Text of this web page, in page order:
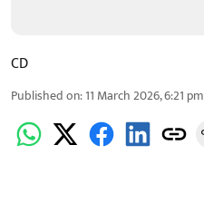
CD
Published on:11 March 2026, 6:21 pm